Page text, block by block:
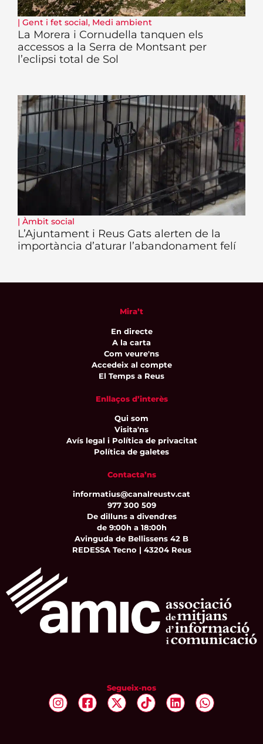
| Gent i fet social, Medi ambient
La Morera i Cornudella tanquen els
accessos a la Serra de Montsant per
l’eclipsi total de Sol
| Àmbit social
L’Ajuntament i Reus Gats alerten de la
importància d’aturar l’abandonament felí
Mira’t
En directe
A la carta
Com veure'ns
Accedeix al compte
El Temps a Reus
Enllaços d’interès
Qui som
Visita'ns
Avís legal i Política de privacitat
Política de galetes
Contacta’ns
informatius@canalreustv.cat
977 300 509
De dilluns a divendres
de 9:00h a 18:00h
Avinguda de Bellissens 42 B
REDESSA Tecno | 43204 Reus
Segueix-nos